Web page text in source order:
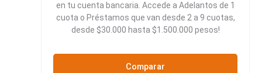
en tu cuenta bancaria. Accede a Adelantos de 1
cuota o Préstamos que van desde 2 a 9 cuotas,
desde $30.000 hasta $1.500.000 pesos!
Comparar